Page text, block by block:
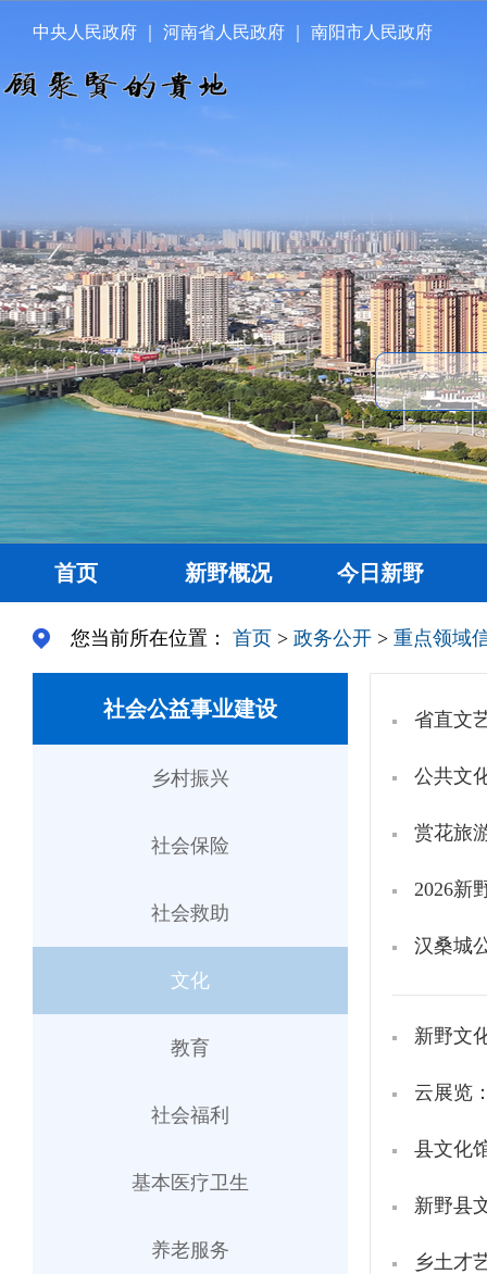
中央人民政府 河南省人民政府 南阳市人民政府
首页 新野概况 今日新野
您当前所在位置： 首页 > 政务公开 > 重点领域
社会公益事业建设
乡村振兴
社会保险
社会救助
文化
教育
社会福利
基本医疗卫生
养老服务
省直文
公共文
赏花旅
2026新
汉桑城
新野文
云展览
县文化
乡土才